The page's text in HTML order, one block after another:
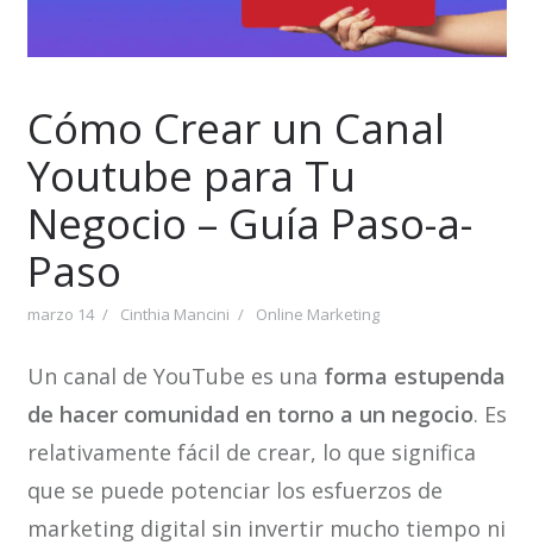
Cómo Crear un Canal
Youtube para Tu
Negocio – Guía Paso-a-
Paso
marzo 14 Cinthia Mancini Online Marketing
Un canal de YouTube es una forma estupenda
de hacer comunidad en torno a un negocio. Es
relativamente fácil de crear, lo que significa
que se puede potenciar los esfuerzos de
marketing digital sin invertir mucho tiempo ni